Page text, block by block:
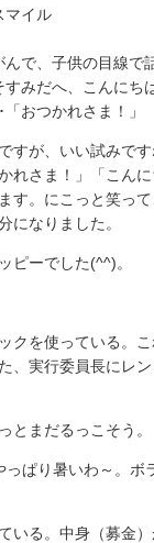
マイル
で、子供の目線で
みだへ、こんにち
おつかれさま！」
が、いい試みで
れさま！」「こん
す。にこっと笑っ
になりました。
ピーでした(^^)。
を使っている。
、実行委員長にレ
まだるっこそう。
ぱり暑いわ～。ボ
る。中身（募金